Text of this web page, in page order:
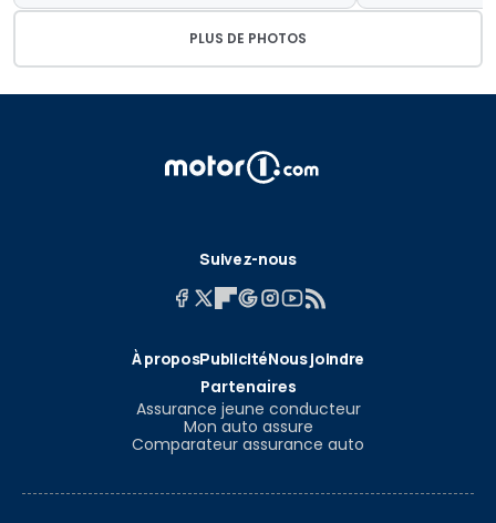
PLUS DE PHOTOS
Suivez-nous
À proposPublicitéNous joindre
Partenaires
Assurance jeune conducteur
Mon auto assure
Comparateur assurance auto